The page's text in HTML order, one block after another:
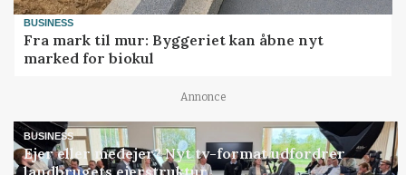
BUSINESS
Fra mark til mur: Byggeriet kan åbne nyt
marked for biokul
Annonce
BUSINESS
Ejer eller medejer? Nyt tv-format udfordrer
landbrugets ejerstruktur